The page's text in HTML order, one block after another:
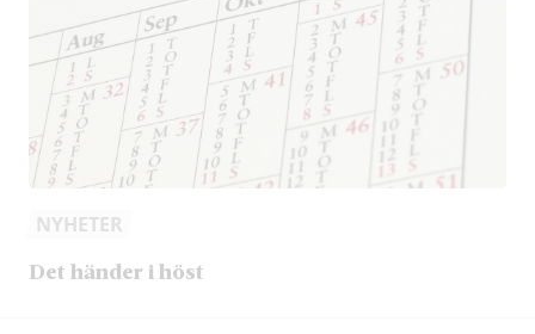
NYHETER
Det händer i höst